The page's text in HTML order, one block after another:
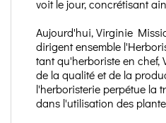
voit le jour, concrétisant
Aujourd'hui, Virginie
dirigent ensemble
tant qu'herboriste en chef,
de la qualité et de la
l'herboristerie perpétue la
dans l'utilisation des